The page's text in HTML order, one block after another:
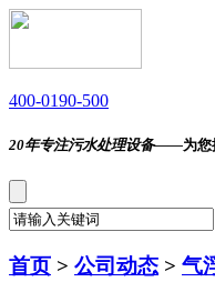
400-0190-500
20年专注污水处理设备——为
首页 > 公司动态 > 气